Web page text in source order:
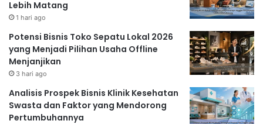
Lebih Matang
1 hari ago
Potensi Bisnis Toko Sepatu Lokal 2026
yang Menjadi Pilihan Usaha Offline
Menjanjikan
3 hari ago
Analisis Prospek Bisnis Klinik Kesehatan
Swasta dan Faktor yang Mendorong
Pertumbuhannya